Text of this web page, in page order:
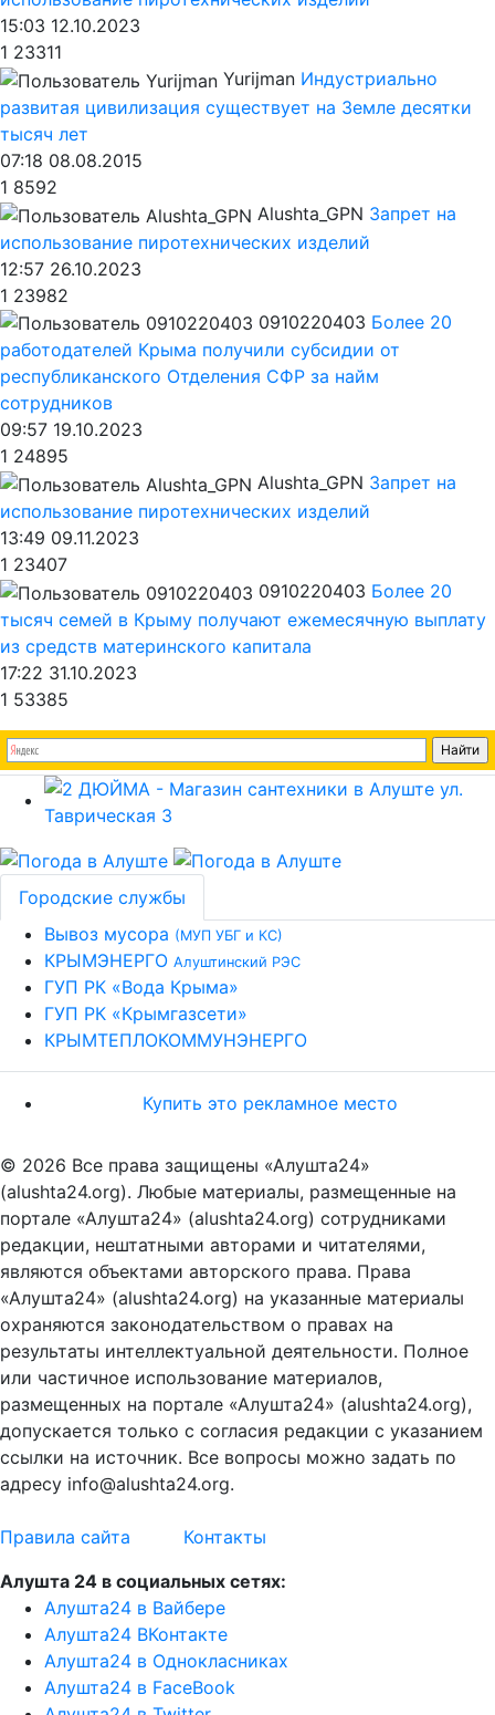
15:03 12.10.2023
1 23311
Yurijman Индустриально
развитая цивилизация существует на Земле десятки
тысяч лет
07:18 08.08.2015
1 8592
Alushta_GPN Запрет на
использование пиротехнических изделий
12:57 26.10.2023
1 23982
0910220403 Более 20
работодателей Крыма получили субсидии от
республиканского Отделения СФР за найм
сотрудников
09:57 19.10.2023
1 24895
Alushta_GPN Запрет на
использование пиротехнических изделий
13:49 09.11.2023
1 23407
0910220403 Более 20
тысяч семей в Крыму получают ежемесячную выплату
из средств материнского капитала
17:22 31.10.2023
1 53385
Городские службы
Вывоз мусора (МУП УБГ и КС)
КРЫМЭНЕРГО Алуштинский РЭС
ГУП РК «Вода Крыма»
ГУП РК «Крымгазсети»
КРЫМТЕПЛОКОММУНЭНЕРГО
Купить это рекламное место
© 2026 Все права защищены «Алушта24»
(alushta24.org). Любые материалы, размещенные на
портале «Алушта24» (alushta24.org) сотрудниками
редакции, нештатными авторами и читателями,
являются объектами авторского права. Права
«Алушта24» (alushta24.org) на указанные материалы
охраняются законодательством о правах на
результаты интеллектуальной деятельности. Полное
или частичное использование материалов,
размещенных на портале «Алушта24» (alushta24.org),
допускается только с согласия редакции с указанием
ссылки на источник. Все вопросы можно задать по
адресу info@alushta24.org.
Правила сайта
Контакты
Алушта 24 в социальных сетях:
Алушта24 в Вайбере
Алушта24 ВКонтакте
Алушта24 в Однокласниках
Алушта24 в FaceBook